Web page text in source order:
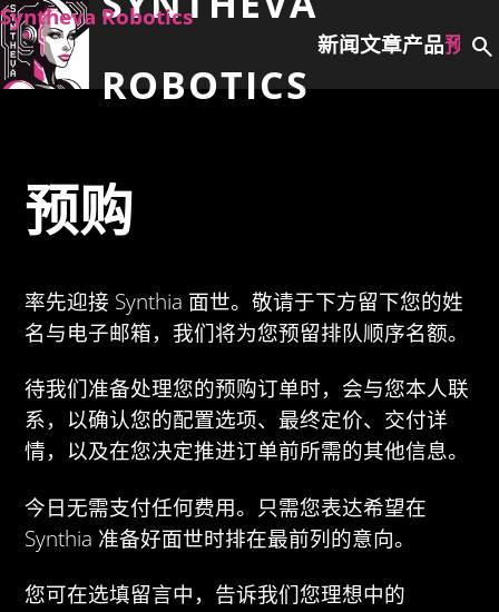
ROBOTICS
新闻文章产品预购
search
预购
率先迎接 Synthia 面世。敬请于下方留下您的姓
名与电子邮箱，我们将为您预留排队顺序名额。
待我们准备处理您的预购订单时，会与您本人联
系，以确认您的配置选项、最终定价、交付详
情，以及在您决定推进订单前所需的其他信息。
今日无需支付任何费用。只需您表达希望在
Synthia 准备好面世时排在最前列的意向。
您可在选填留言中，告诉我们您理想中的
Syntheva Robotics